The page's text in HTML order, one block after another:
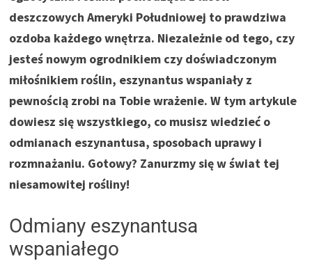
deszczowych Ameryki Południowej to prawdziwa
ozdoba każdego wnętrza. Niezależnie od tego, czy
jesteś nowym ogrodnikiem czy doświadczonym
miłośnikiem roślin, eszynantus wspaniały z
pewnością zrobi na Tobie wrażenie. W tym artykule
dowiesz się wszystkiego, co musisz wiedzieć o
odmianach eszynantusa, sposobach uprawy i
rozmnażaniu. Gotowy? Zanurzmy się w świat tej
niesamowitej rośliny!
Odmiany eszynantusa
wspaniałego